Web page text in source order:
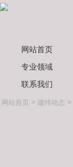
网站首页
专业领域
联系我们
网站首页 > 建纬动态 >